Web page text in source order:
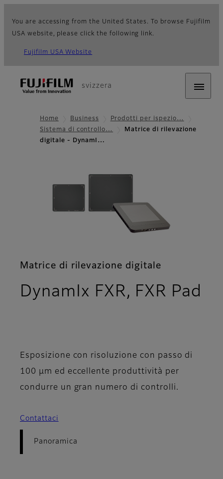
You are accessing from the United States. To browse Fujifilm
USA website, please click the following link.
Fujifilm USA Website
svizzera
Home Business
Prodotti per ispezio…
Sistema di controllo…
Matrice di rilevazione
digitale - DynamI…
Matrice di rilevazione digitale
DynamIx FXR, FXR Pad
Esposizione con risoluzione con passo di
100 μm ed eccellente produttività per
condurre un gran numero di controlli.
Contattaci
Panoramica